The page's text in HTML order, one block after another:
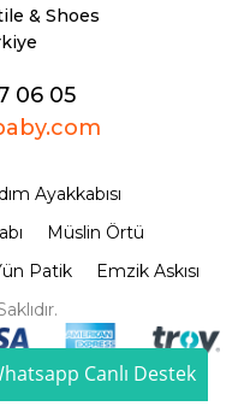
& Shoes
06 05
Ayakkabısı
Müslin Örtü
Patik
Emzik Askısı
Canlı Destek